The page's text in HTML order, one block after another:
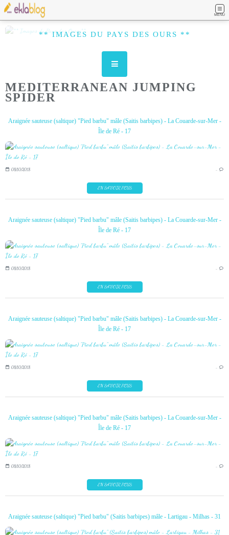
MENU
** IMAGES DU PAYS DES OURS **
MEDITERRANEAN JUMPING
SPIDER
Araignée sauteuse (saltique) "Pied barbu" mâle (Saitis barbipes) - La Couarde-sur-Mer -
Île de Ré - 17
08/10/2018 …
EN SAVOIR PLUS
Araignée sauteuse (saltique) "Pied barbu" mâle (Saitis barbipes) - La Couarde-sur-Mer -
Île de Ré - 17
08/10/2018 …
EN SAVOIR PLUS
Araignée sauteuse (saltique) "Pied barbu" mâle (Saitis barbipes) - La Couarde-sur-Mer -
Île de Ré - 17
08/10/2018 …
EN SAVOIR PLUS
Araignée sauteuse (saltique) "Pied barbu" mâle (Saitis barbipes) - La Couarde-sur-Mer -
Île de Ré - 17
08/10/2018 …
EN SAVOIR PLUS
Araignée sauteuse (saltique) "Pied barbu" (Saitis barbipes) mâle - Lartigau - Milhas - 31